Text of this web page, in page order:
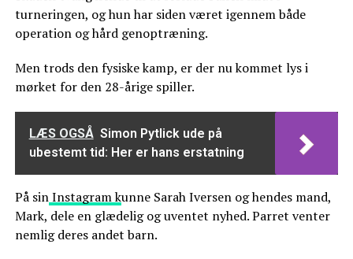
turneringen, og hun har siden været igennem både
operation og hård genoptræning.
Men trods den fysiske kamp, er der nu kommet lys i
mørket for den 28-årige spiller.
LÆS OGSÅ Simon Pytlick ude på
ubestemt tid: Her er hans erstatning
På sinInstagram kunne Sarah Iversen og hendes mand,
Mark, dele en glædelig og uventet nyhed. Parret venter
nemlig deres andet barn.